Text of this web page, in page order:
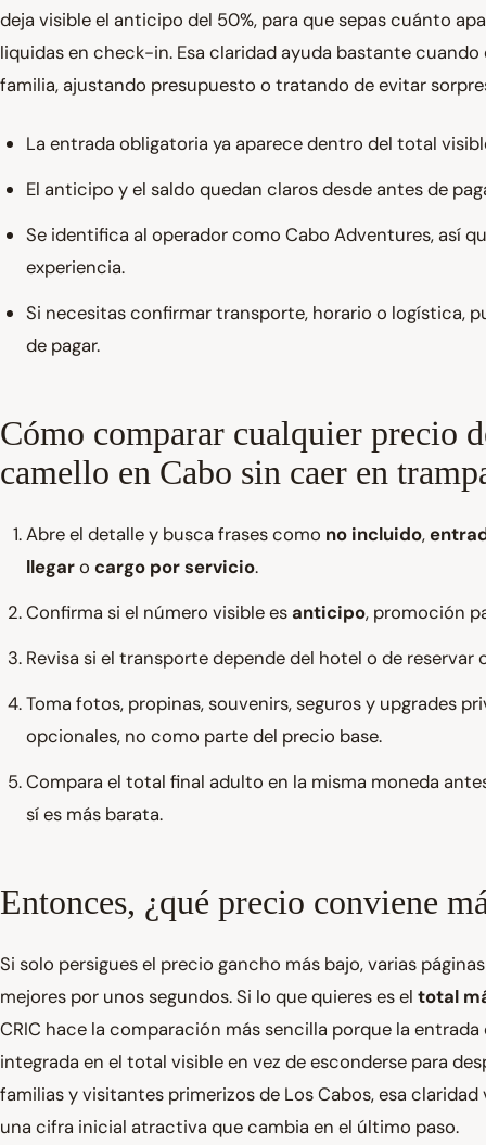
deja visible el anticipo del 50%, para que sepas cuánto
liquidas en check-in. Esa claridad ayuda bastante
familia, ajustando presupuesto o tratando de evitar
La entrada obligatoria ya aparece dentro del total
El anticipo y el saldo quedan claros desde antes de
Se identifica al operador como Cabo Adventures, así
experiencia.
Si necesitas confirmar transporte, horario o logística,
de pagar.
Cómo comparar cualquier precio
camello en Cabo sin caer en
Abre el detalle y busca frases como no incluido,
llegaro cargo por servicio.
Confirma si el número visible es anticipo, promoción
Revisa si el transporte depende del hotel o de
Toma fotos, propinas, souvenirs, seguros y upgrades
opcionales, no como parte del precio base.
Compara el total final adulto en la misma moneda
sí es más barata.
Entonces, ¿qué precio conviene
Si solo persigues el precio gancho más bajo, varias
mejores por unos segundos. Si lo que quieres es el total
CRIC hace la comparación más sencilla porque la
integrada en el total visible en vez de esconderse para
familias y visitantes primerizos de Los Cabos, esa
una cifra inicial atractiva que cambia en el último paso.